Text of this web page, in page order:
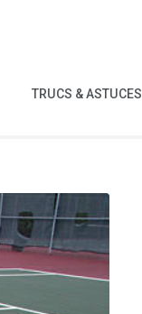
TRUCS & ASTUCES